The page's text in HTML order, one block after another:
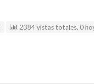
2384 vistas totales, 0